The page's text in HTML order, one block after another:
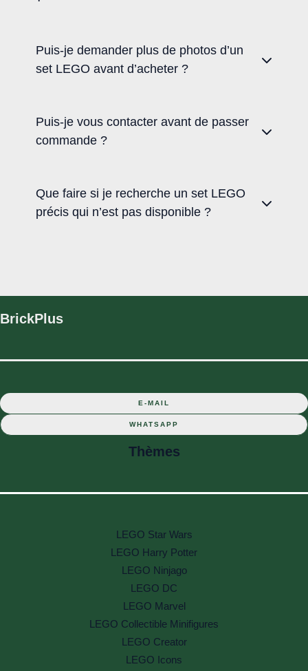
Puis-je demander plus de photos d’un
set LEGO avant d’acheter ?
Puis-je vous contacter avant de passer
commande ?
Que faire si je recherche un set LEGO
précis qui n’est pas disponible ?
BrickPlus
E-MAIL
WHATSAPP
Thèmes
LEGO Star Wars
LEGO Harry Potter
LEGO Ninjago
LEGO DC
LEGO Marvel
LEGO Collectible Minifigures
LEGO Creator
LEGO Icons